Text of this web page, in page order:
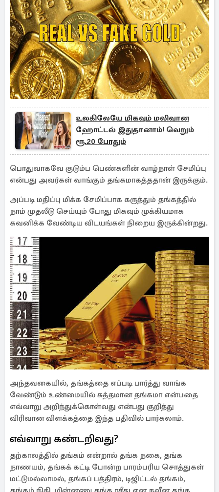
உலகிலேயே மிகவும் மலிவான
ஹோட்டல் இதுதானாம்! வெறும்
ரூ.20 போதும்
பொதுவாகவே குடும்ப பெண்களின் வாழ்நாள் சேமிப்பு
என்பது அவர்கள் வாங்கும் தங்கமாகத்ததான் இருக்கும்.
அப்படி மதிப்பு மிக்க சேமிப்பாக கருத்தும் தங்கத்தில்
நாம் முதலீடு செய்யும் போது மிகவும் முக்கியமாக
கவனிக்க வேண்டிய விடயங்கள் நிறைய இருக்கின்றது.
அந்தவகையில், தங்கத்தை எப்படி பார்த்து வாங்க
வேண்டும் உண்மையில் சுத்தமான தங்கமா என்பதை
எவ்வாறு அறிந்துக்கொள்வது என்பது குறித்து
விரிவான விளக்கத்தை இந்த பதிவில் பார்கலாம்.
எவ்வாறு கண்டறிவது?
தற்காலத்தில் தங்கம் என்றால் தங்க நகை, தங்க
நாணயம், தங்கக் கட்டி போன்ற பாரம்பரிய சொத்துகள்
மட்டுமல்லாமல், தங்கப் பத்திரம், டிஜிட்டல் தங்கம்,